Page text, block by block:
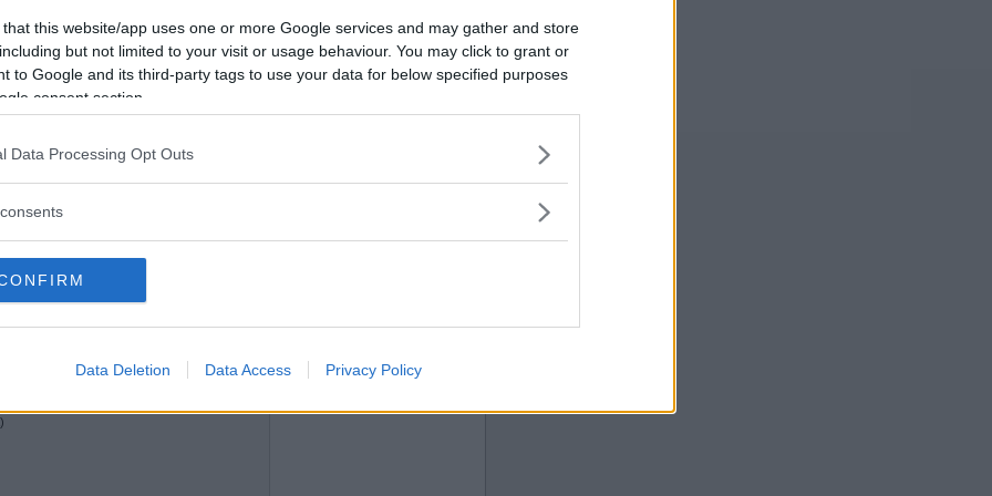
that this website/app uses one or more Google services and may gather and store
but not limited to your visit or usage behaviour. You may click to grant or
to Google and its third-party tags to use your data for below specified purposes
consent section.
Data Processing Opt Outs
Data Deletion Data Access Privacy Policy
2018-04-06 08:42
Vill du bli
medlem?